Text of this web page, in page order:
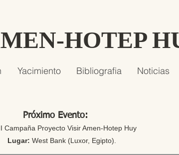
HOTEP
Yacimiento Bibliografia Noticias
Próximo Evento:
Campaña Proyecto Visir Amen-Hotep Huy
Lugar: West Bank (Luxor, Egipto).